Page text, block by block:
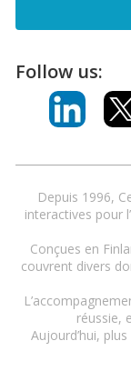
Follow us:
Depuis 1996,
interactives pour
Conçues en
couvrent divers
réussie,
Aujourd’hui,